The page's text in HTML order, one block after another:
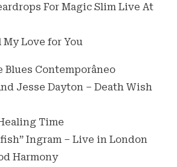
For Magic Slim Live At
Love for You
Blues Contemporâneo
Jesse Dayton – Death Wish
Time
Ingram – Live in London
Harmony